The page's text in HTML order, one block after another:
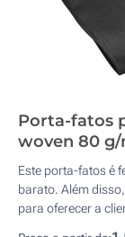
Porta-fatos
woven 80 g/
Este porta-fatos é
barato. Além
para oferecer a